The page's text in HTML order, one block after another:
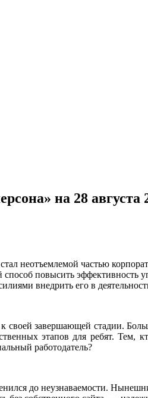
на 28 августа
неотъемлемой частью
повысить эффективность
внедрить его в
завершающей стадии.
этапов для ребят. Тем,
работодатель?
до неузнаваемости.